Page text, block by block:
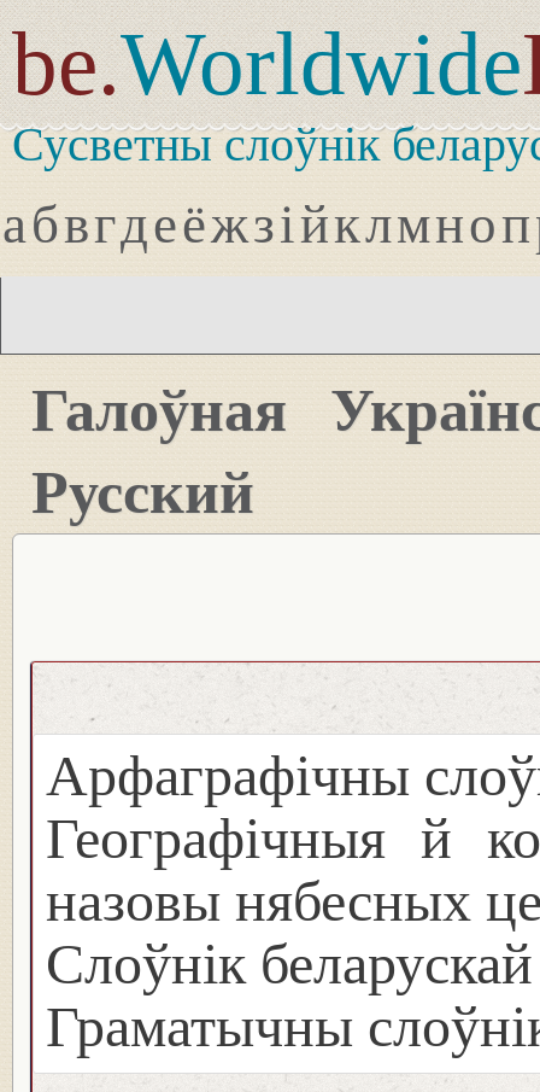
be.Worldwide
Сусветны слоўнік
абвгдеёжзійклмноп
Галоўная
Русский
Арфаграфічны
Географічныя й
назовы нябесных
Слоўнік
Граматычны